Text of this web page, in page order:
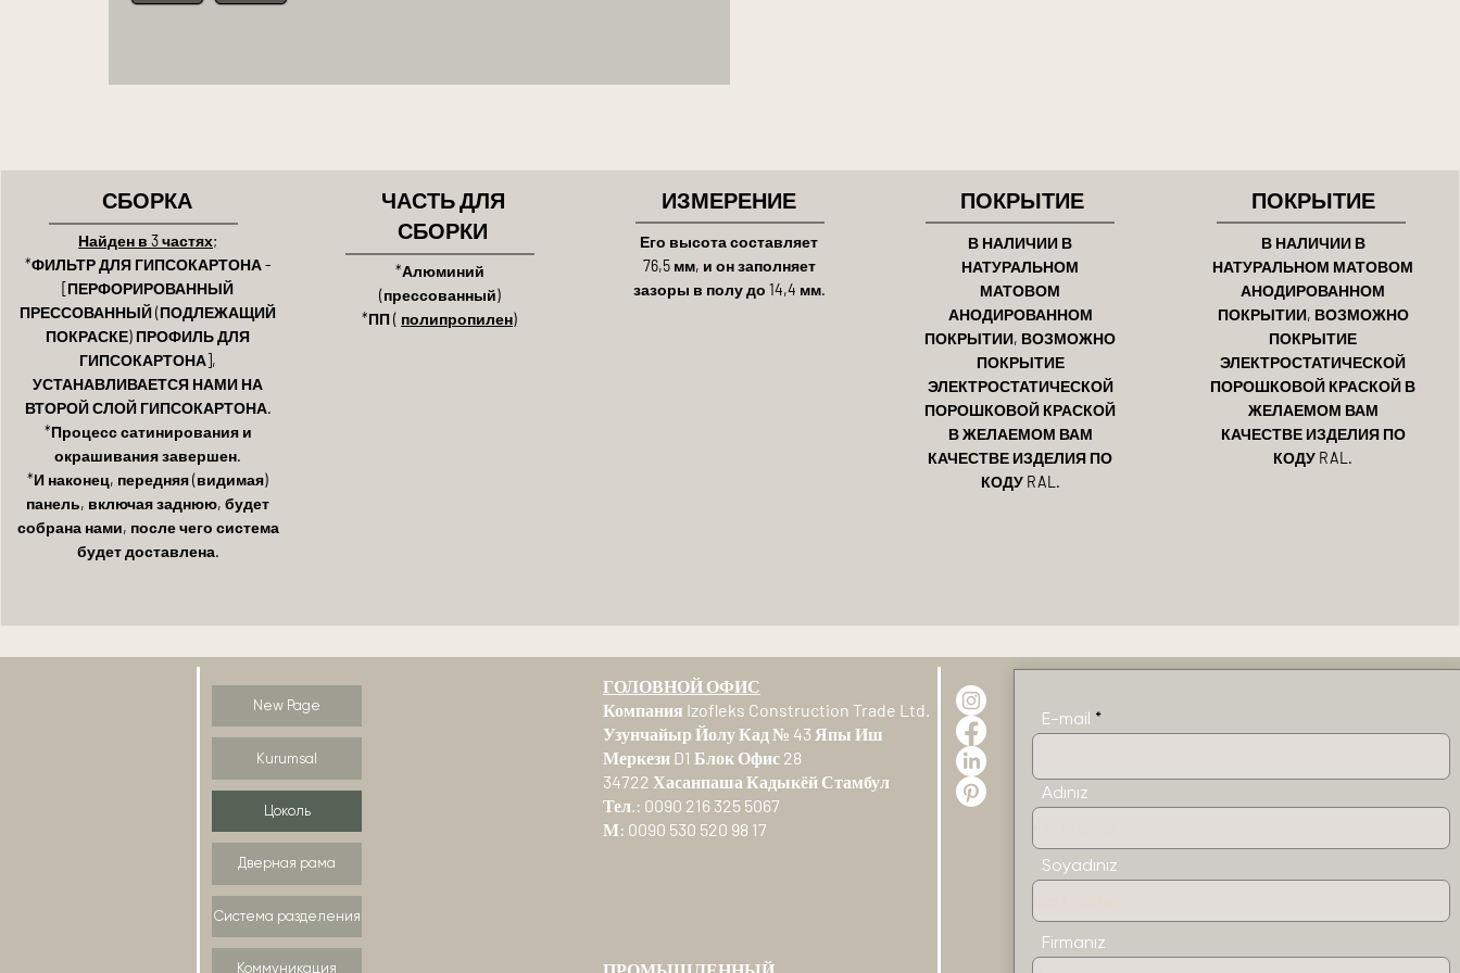
СБОРКА
Найден в 3 частях;
*ФИЛЬТР ДЛЯ ГИПСОКАРТОНА -
[ПЕРФОРИРОВАННЫЙ
ПРЕССОВАННЫЙ (ПОДЛЕЖАЩИЙ
ПОКРАСКЕ) ПРОФИЛЬ ДЛЯ
ГИПСОКАРТОНА],
УСТАНАВЛИВАЕТСЯ НАМИ НА
ВТОРОЙ СЛОЙ ГИПСОКАРТОНА.
*Процесс сатинирования и
окрашивания завершен.
*И наконец, передняя (видимая)
панель, включая заднюю, будет
собрана нами, после чего система
будет доставлена.
ЧАСТЬ ДЛЯ
СБОРКИ
*Алюминий
(прессованный)
*ПП ( полипропилен)
ИЗМЕРЕНИЕ
Его высота составляет
76,5 мм, и он заполняет
зазоры в полу до 14,4 мм.
ПОКРЫТИЕ
В НАЛИЧИИ В
НАТУРАЛЬНОМ
МАТОВОМ
АНОДИРОВАННОМ
ПОКРЫТИИ, ВОЗМОЖНО
ПОКРЫТИЕ
ЭЛЕКТРОСТАТИЧЕСКОЙ
ПОРОШКОВОЙ КРАСКОЙ
В ЖЕЛАЕМОМ ВАМ
КАЧЕСТВЕ ИЗДЕЛИЯ ПО
КОДУ RAL.
ПОКРЫТИЕ
В НАЛИЧИИ В
НАТУРАЛЬНОМ МАТОВОМ
АНОДИРОВАННОМ
ПОКРЫТИИ, ВОЗМОЖНО
ПОКРЫТИЕ
ЭЛЕКТРОСТАТИЧЕСКОЙ
ПОРОШКОВОЙ КРАСКОЙ В
ЖЕЛАЕМОМ ВАМ
КАЧЕСТВЕ ИЗДЕЛИЯ ПО
КОДУ RAL.
ГОЛОВНОЙ ОФИС
Компания Izofleks Construction Trade Ltd.
Узунчайыр Йолу Кад № 43 Япы Иш
Меркези D1 Блок Офис 28
34722 Хасанпаша Кадыкёй Стамбул
Тел.: 0090 216 325 5067
М: 0090 530 520 98 17
E-mail
Adınız
Soyadınız
Firmanız
New Page
Kurumsal
Цоколь
Дверная рама
Система разделения
Коммуникация